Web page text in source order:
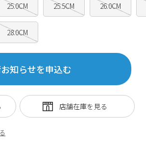
25.0CM 25.5CM 26.0CM
28.0CM
知らせを申込む